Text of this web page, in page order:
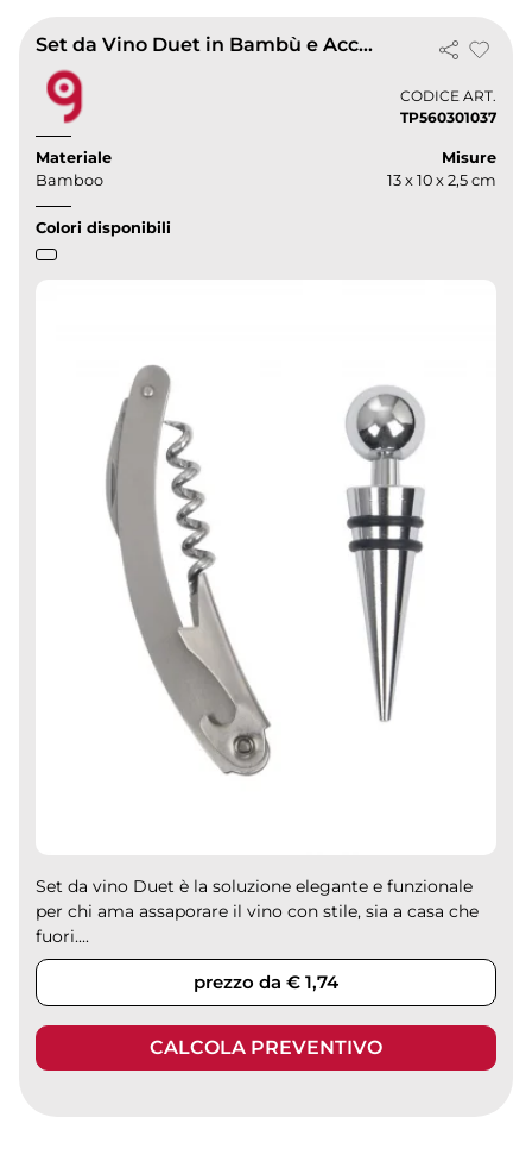
Set da Vino Duet in Bambù e Acciaio Inox con Cavatappi 13x10 cm
CODICE ART.
TP560301037
Materiale
Bamboo
Misure
13 x 10 x 2,5 cm
Colori disponibili
Set da vino Duet è la soluzione elegante e funzionale
per chi ama assaporare il vino con stile, sia a casa che
fuori....
prezzo da € 1,74
CALCOLA PREVENTIVO